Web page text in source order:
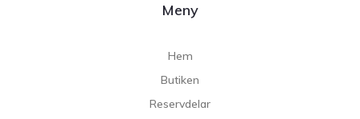
Meny
Hem
Butiken
Reservdelar